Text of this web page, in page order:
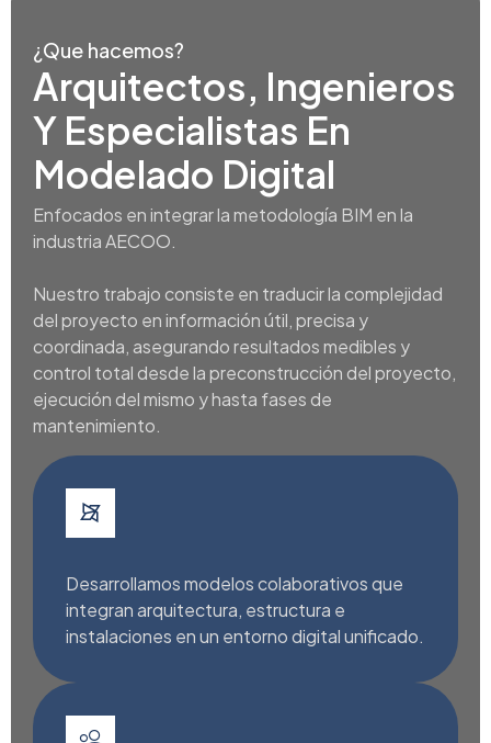
¿Que hacemos?
Arquitectos, Ingenieros
Y Especialistas En
Modelado Digital
Enfocados en integrar la metodología BIM en la
industria AECOO.
Nuestro trabajo consiste en traducir la complejidad
del proyecto en información útil, precisa y
coordinada, asegurando resultados medibles y
control total desde la preconstrucción del proyecto,
ejecución del mismo y hasta fases de
mantenimiento.
Desarrollamos modelos colaborativos que
integran arquitectura, estructura e
instalaciones en un entorno digital unificado.